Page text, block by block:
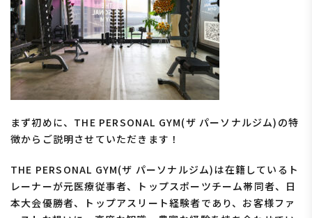
まず初めに、THE PERSONAL GYM(ザ パーソナルジム)の特
徴からご説明させていただきます！
THE PERSONAL GYM(ザ パーソナルジム)は在籍しているト
レーナーが元医療従事者、トップスポーツチーム帯同者、日
本大会優勝者、トップアスリート経験者であり、お客様ファ